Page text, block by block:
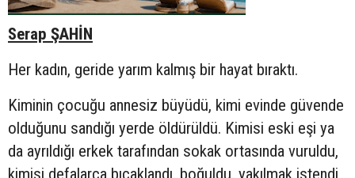
Serap ŞAHİN
Her kadın, geride yarım kalmış bir hayat bıraktı.
Kiminin çocuğu annesiz büyüdü, kimi evinde güvende
olduğunu sandığı yerde öldürüldü. Kimisi eski eşi ya
da ayrıldığı erkek tarafından sokak ortasında vuruldu,
kimisi defalarca bıçaklandı, boğuldu, yakılmak istendi